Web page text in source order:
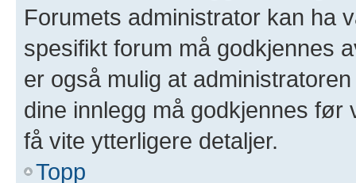
Forumets administrator kan ha
spesifikt forum må godkjennes
er også mulig at
dine innlegg må godkjennes før
få vite ytterligere detaljer.
Topp